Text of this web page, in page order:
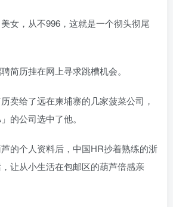
女，从不996，这就是一个彻头彻尾
简历挂在网上寻求跳槽机会。
卖给了远在柬埔寨的几家菠菜公司，
的公司选中了他。
的个人资料后，中国HR抄着熟练的浙
让从小生活在包邮区的葫芦倍感亲